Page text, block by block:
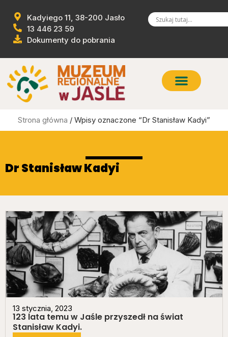
Kadyiego 11, 38-200 Jasło
13 446 23 59
Dokumenty do pobrania
Strona główna / Wpisy oznaczone “Dr Stanisław Kadyi”
Dr Stanisław Kadyi
13 stycznia, 2023
123 lata temu w Jaśle przyszedł na świat
Stanisław Kadyi.